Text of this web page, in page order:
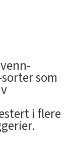
som
i flere